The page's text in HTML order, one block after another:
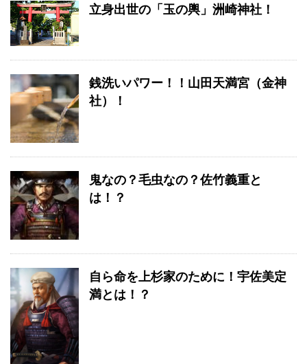
立身出世の「玉の輿」洲崎神社！
銭洗いパワー！！山田天満宮（金神
社）！
鬼なの？毛虫なの？佐竹義重と
は！？
自ら命を上杉家のために！宇佐美定
満とは！？